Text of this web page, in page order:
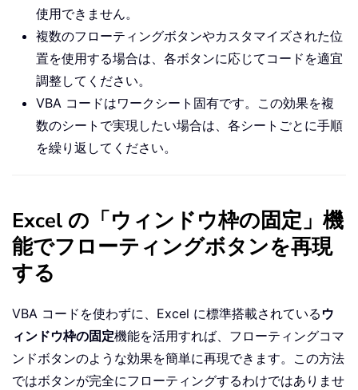
使用できません。
複数のフローティングボタンやカスタマイズされた位
置を使用する場合は、各ボタンに応じてコードを適宜
調整してください。
VBA コードはワークシート固有です。この効果を複
数のシートで実現したい場合は、各シートごとに手順
を繰り返してください。
Excel の「ウィンドウ枠の固定」機
能でフローティングボタンを再現
する
VBA コードを使わずに、Excel に標準搭載されている ウ
ィンドウ枠の固定機能を活用すれば、フローティングコマ
ンドボタンのような効果を簡単に再現できます。この方法
ではボタンが完全にフローティングするわけではありませ